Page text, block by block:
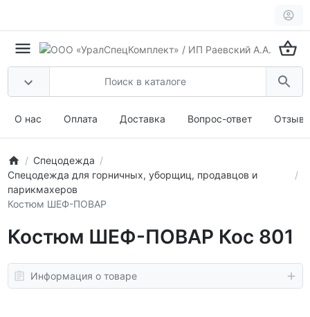
О нас Оплата Доставка Вопрос-ответ
Спецодежда
Спецодежда для горничных, уборщиц, продавцов и
парикмахеров
Костюм ШЕФ-ПОВАР
Костюм ШЕФ-ПОВАР Кос 801
Информация о товаре